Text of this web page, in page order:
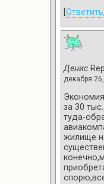
Ответить
Денис
декабря
за 30
туда-
жилище